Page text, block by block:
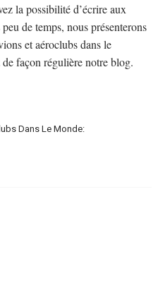
la possibilité d’écrire aux
de temps, nous présenterons
et aéroclubs dans le
façon régulière notre blog.
Dans Le Monde: